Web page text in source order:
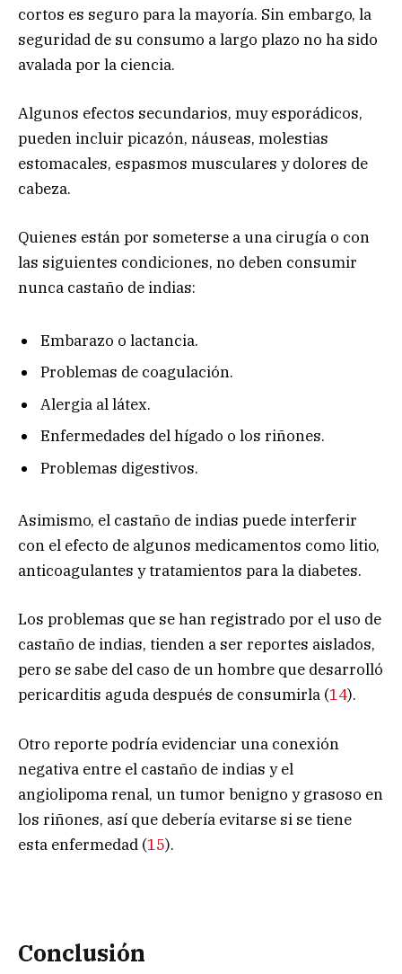
cortos es seguro para la mayoría. Sin embargo, la
seguridad de su consumo a largo plazo no ha sido
avalada por la ciencia.
Algunos efectos secundarios, muy esporádicos,
pueden incluir picazón, náuseas, molestias
estomacales, espasmos musculares y dolores de
cabeza.
Quienes están por someterse a una cirugía o con
las siguientes condiciones, no deben consumir
nunca castaño de indias:
Embarazo o lactancia.
Problemas de coagulación.
Alergia al látex.
Enfermedades del hígado o los riñones.
Problemas digestivos.
Asimismo, el castaño de indias puede interferir
con el efecto de algunos medicamentos como litio,
anticoagulantes y tratamientos para la diabetes.
Los problemas que se han registrado por el uso de
castaño de indias, tienden a ser reportes aislados,
pero se sabe del caso de un hombre que desarrolló
pericarditis aguda después de consumirla (14).
Otro reporte podría evidenciar una conexión
negativa entre el castaño de indias y el
angiolipoma renal, un tumor benigno y grasoso en
los riñones, así que debería evitarse si se tiene
esta enfermedad (15).
Conclusión